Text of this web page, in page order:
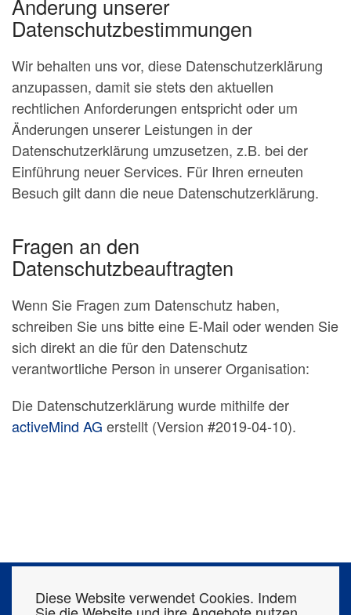
Diese Website verwendet Cookies. Indem
Änderung unserer
Datenschutzbestimmungen
Wir behalten uns vor, diese Datenschutzerklärung
anzupassen, damit sie stets den aktuellen
rechtlichen Anforderungen entspricht oder um
Änderungen unserer Leistungen in der
Datenschutzerklärung umzusetzen, z.B. bei der
Einführung neuer Services. Für Ihren erneuten
Besuch gilt dann die neue Datenschutzerklärung.
Fragen an den
Datenschutzbeauftragten
Wenn Sie Fragen zum Datenschutz haben,
schreiben Sie uns bitte eine E-Mail oder wenden Sie
sich direkt an die für den Datenschutz
verantwortliche Person in unserer Organisation:
Die Datenschutzerklärung wurde mithilfe der
activeMind AG erstellt (Version #2019-04-10).
KONTAKT ÜBER UNS KARRIERE